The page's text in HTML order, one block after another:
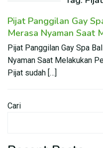
Pijat Panggilan Gay
Merasa Nyaman Saat
Pijat Panggilan Gay Spa
Nyaman Saat Melakukan
Pijat sudah […]
Cari